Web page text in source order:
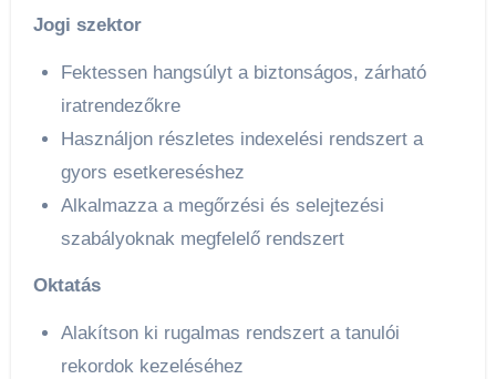
Jogi szektor
Fektessen hangsúlyt a biztonságos, zárható
iratrendezőkre
Használjon részletes indexelési rendszert a
gyors esetkereséshez
Alkalmazza a megőrzési és selejtezési
szabályoknak megfelelő rendszert
Oktatás
Alakítson ki rugalmas rendszert a tanulói
rekordok kezeléséhez